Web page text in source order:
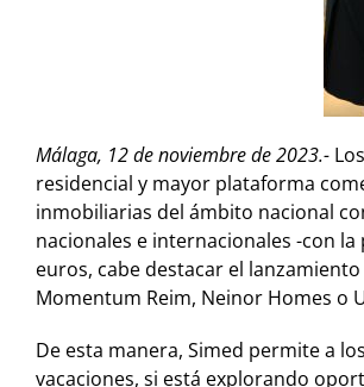
Málaga, 12 de noviembre de 2023.-
residencial y mayor plataforma
inmobiliarias del ámbito nacional
nacionales e internacionales -con
euros, cabe destacar el
Momentum Reim, Neinor Homes o
De esta manera, Simed permite a
vacaciones, si está explorando